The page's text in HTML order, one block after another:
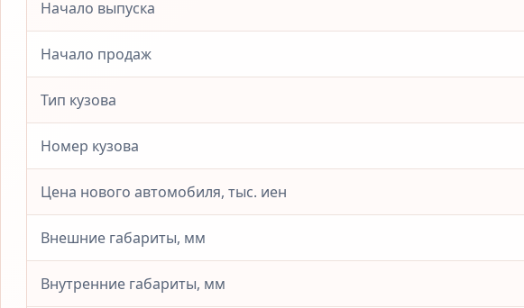
Начало выпуска
Начало продаж
Тип кузова
Номер кузова
Цена нового автомобиля, тыс. иен
Внешние габариты, мм
Внутренние габариты, мм